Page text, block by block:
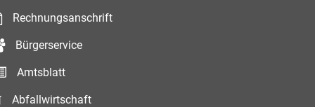
Rechnungsanschrift
Bürgerservice
Amtsblatt
Abfallwirtschaft